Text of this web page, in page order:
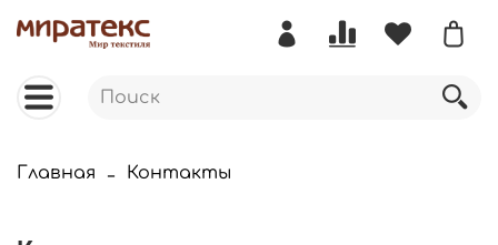
Главная Контакты